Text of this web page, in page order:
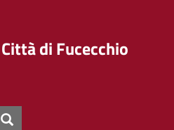
Città di Fucecchio
cerca